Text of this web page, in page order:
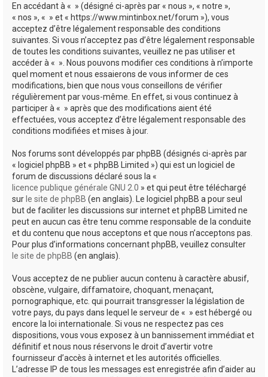
En accédant à « » (désigné ci-après par « nous », « notre »,
« nos », « » et « https://www.mintinbox.net/forum »), vous
acceptez d’être légalement responsable des conditions
suivantes. Si vous n’acceptez pas d’être légalement responsable
de toutes les conditions suivantes, veuillez ne pas utiliser et
accéder à « ». Nous pouvons modifier ces conditions à n’importe
quel moment et nous essaierons de vous informer de ces
modifications, bien que nous vous conseillons de vérifier
régulièrement par vous-même. En effet, si vous continuez à
participer à « » après que des modifications aient été
effectuées, vous acceptez d’être légalement responsable des
conditions modifiées et mises à jour.
Nos forums sont développés par phpBB (désignés ci-après par
« logiciel phpBB » et « phpBB Limited ») qui est un logiciel de
forum de discussions déclaré sous la «
licence publique générale GNU 2.0 » et qui peut être téléchargé
sur le site de phpBB (en anglais). Le logiciel phpBB a pour seul
but de faciliter les discussions sur internet et phpBB Limited ne
peut en aucun cas être tenu comme responsable de la conduite
et du contenu que nous acceptons et que nous n’acceptons pas.
Pour plus d’informations concernant phpBB, veuillez consulter
le site de phpBB (en anglais).
Vous acceptez de ne publier aucun contenu à caractère abusif,
obscène, vulgaire, diffamatoire, choquant, menaçant,
pornographique, etc. qui pourrait transgresser la législation de
votre pays, du pays dans lequel le serveur de « » est hébergé ou
encore la loi internationale. Si vous ne respectez pas ces
dispositions, vous vous exposez à un bannissement immédiat et
définitif et nous nous réservons le droit d’avertir votre
fournisseur d’accès à internet et les autorités officielles.
L’adresse IP de tous les messages est enregistrée afin d’aider au